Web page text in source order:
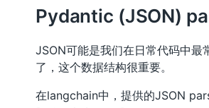
Pydantic (JSON)
JSON可能是我们在日常代码中最
了，这个数据结构很重要。
在langchain中，提供的JSON